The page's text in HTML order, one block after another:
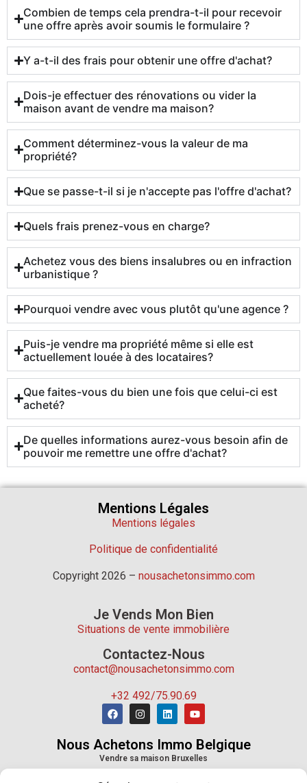
Combien de temps cela prendra-t-il pour recevoir
une offre après avoir soumis le formulaire ?
Y a-t-il des frais pour obtenir une offre d'achat?
Dois-je effectuer des rénovations ou vider la
maison avant de vendre ma maison?
Comment déterminez-vous la valeur de ma
propriété?
Que se passe-t-il si je n'accepte pas l'offre d'achat?
Quels frais prenez-vous en charge?
Achetez vous des biens insalubres ou en infraction
urbanistique ?
Pourquoi vendre avec vous plutôt qu'une agence ?
Puis-je vendre ma propriété même si elle est
actuellement louée à des locataires?
Que faites-vous du bien une fois que celui-ci est
acheté?
De quelles informations aurez-vous besoin afin de
pouvoir me remettre une offre d'achat?
Mentions Légales
Mentions légales
Politique de confidentialité
Copyright 2026 – nousachetonsimmo.com
Je Vends Mon Bien
Situations de vente immobilière
Contactez-Nous
contact@nousachetonsimmo.com
+32 492/75.90.69
Nous Achetons Immo Belgique
Vendre sa maison Bruxelles